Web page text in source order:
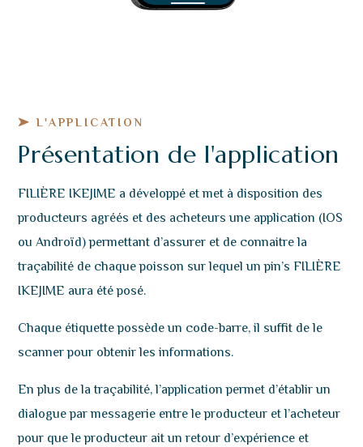
L'APPLICATION
Présentation de l'application
FILIÈRE IKEJIME a développé et met à disposition des
producteurs agréés et des acheteurs une application (IOS
ou Androïd) permettant d’assurer et de connaitre la
traçabilité de chaque poisson sur lequel un pin’s FILIÈRE
IKEJIME aura été posé.
Chaque étiquette possède un code-barre, il suffit de le
scanner pour obtenir les informations.
En plus de la traçabilité, l’application permet d’établir un
dialogue par messagerie entre le producteur et l’acheteur
pour que le producteur ait un retour d’expérience et